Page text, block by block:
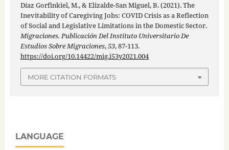
Díaz Gorfinkiel, M., & Elizalde-San Miguel, B. (2021). The
Inevitability of Caregiving Jobs: COVID Crisis as a Reflection
of Social and Legislative Limitations in the Domestic Sector.
Migraciones. Publicación Del Instituto Universitario De
Estudios Sobre Migraciones,53, 87-113.
https://doi.org/10.14422/mig.i53y2021.004
MORE CITATION FORMATS
LANGUAGE